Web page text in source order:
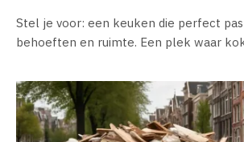
Stel je voor: een keuken die perfect
behoeften en ruimte. Een plek waar